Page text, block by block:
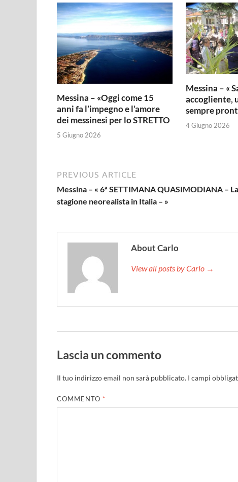
Messina – «Oggi come 15
anni fa l’impegno e l’amore
dei messinesi per lo STRETTO
5 Giugno 2026
Messina – «
accogliente,
sempre
4 Giugno 2026
PREVIOUS ARTICLE
Messina – « 6ª SETTIMANA QUASIMODIANA – La
stagione neorealista in Italia – »
About Carlo
View all posts by Carlo →
Lascia un commento
Il tuo indirizzo email non sarà pubblicato. I campi
COMMENTO *